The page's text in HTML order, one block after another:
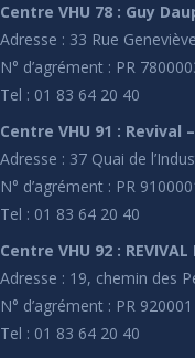
Centre VHU 78 : Guy
Adresse : 33 Rue
N° d’agrément : PR
Tel : 01 83 64 20 40
Centre VHU 91 :
Adresse : 37 Quai de
N° d’agrément : PR
Tel : 01 83 64 20 40
Centre VHU 92 :
Adresse : 19, chemin des
N° d’agrément : PR
Tel : 01 83 64 20 40